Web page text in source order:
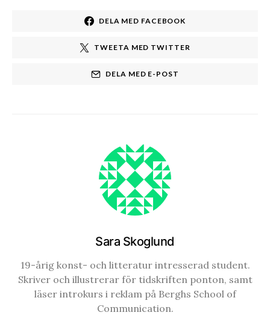
DELA MED FACEBOOK
TWEETA MED TWITTER
DELA MED E-POST
Sara Skoglund
19-årig konst- och litteratur intresserad student.
Skriver och illustrerar för tidskriften ponton, samt
läser introkurs i reklam på Berghs School of
Communication.